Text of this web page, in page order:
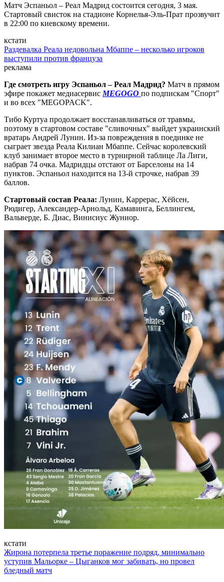
Матч Эспаньол – Реал Мадрид состоится сегодня, 3 мая.
Стартовый свисток на стадионе Корнелья-Эль-Прат прозвучит
в 22:00 по киевскому времени.
кстати
Раздевалка Реала недовольна Мбаппе – несколько игроков
выступили против француза
реклама
Где смотреть игру Эспаньол – Реал Мадрид? Матч в прямом
эфире покажет медиасервис MEGOGO по подпискам "Спорт"
и во всех "MEGOPACK".
Тибо Куртуа продолжает восстанавливаться от травмы,
поэтому в стартовом составе "сливочных" выйдет украинский
вратарь Андрей Лунин. Из-за повреждения в поединке не
сыграет звезда Реала Килиан Мбаппе. Сейчас королевский
клуб занимает второе место в турнирной таблице Ла Лиги,
набрав 74 очка. Мадридцы отстают от Барселоны на 14
пунктов. Эспаньол находится на 13-й строчке, набрав 39
баллов.
Стартовый состав Реала: Лунин, Каррерас, Хёйсен,
Рюдигер, Александер-Арнольд, Камавинга, Беллингем,
Вальверде, Б. Диас, Винисиус Жуниор.
кстати
Жирона потерпела третье поражение подряд, минимально
уступив Мальорке – Цыганков мог забивать, но провел
бледный матч